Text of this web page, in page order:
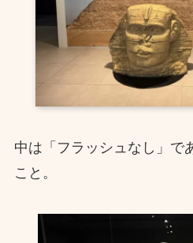
中は「フラッシュなし」で
こと。